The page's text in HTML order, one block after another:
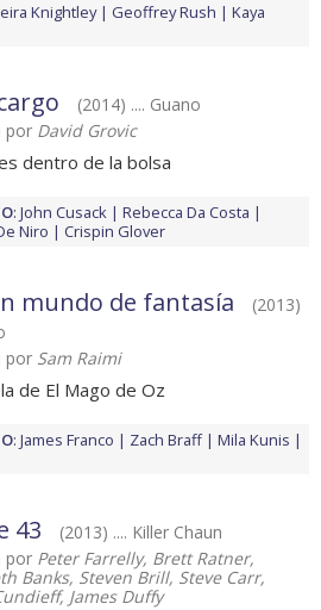
Knightley Geoffrey Rush
Kaya
(2014) .... Guano
por David Grovic
dentro de la bolsa
: John Cusack
Rebecca Da Costa
Niro
Crispin Glover
mundo de fantasía
(2013)
por Sam Raimi
de El Mago de Oz
: James Franco Zach Braff
Mila Kunis
43
(2013) .... Killer Chaun
por Peter Farrelly, Brett Ratner,
Banks, Steven Brill, Steve Carr,
James Duffy